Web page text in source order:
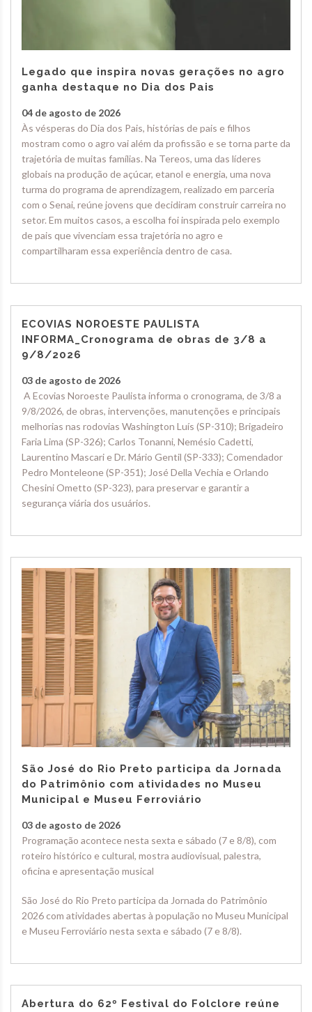
Legado que inspira novas gerações no agro
ganha destaque no Dia dos Pais
04 de agosto de 2026
Às vésperas do Dia dos Pais, histórias de pais e filhos
mostram como o agro vai além da profissão e se torna parte da
trajetória de muitas famílias. Na Tereos, uma das líderes
globais na produção de açúcar, etanol e energia, uma nova
turma do programa de aprendizagem, realizado em parceria
com o Senai, reúne jovens que decidiram construir carreira no
setor. Em muitos casos, a escolha foi inspirada pelo exemplo
de pais que vivenciam essa trajetória no agro e
compartilharam essa experiência dentro de casa.
ECOVIAS NOROESTE PAULISTA
INFORMA_Cronograma de obras de 3/8 a
9/8/2026
03 de agosto de 2026
A Ecovias Noroeste Paulista informa o cronograma, de 3/8 a
9/8/2026, de obras, intervenções, manutenções e principais
melhorias nas rodovias Washington Luís (SP-310); Brigadeiro
Faria Lima (SP-326); Carlos Tonanni, Nemésio Cadetti,
Laurentino Mascari e Dr. Mário Gentil (SP-333); Comendador
Pedro Monteleone (SP-351); José Della Vechia e Orlando
Chesini Ometto (SP-323), para preservar e garantir a
segurança viária dos usuários.
São José do Rio Preto participa da Jornada
do Patrimônio com atividades no Museu
Municipal e Museu Ferroviário
03 de agosto de 2026
Programação acontece nesta sexta e sábado (7 e 8/8), com
roteiro histórico e cultural, mostra audiovisual, palestra,
oficina e apresentação musical
São José do Rio Preto participa da Jornada do Patrimônio
2026 com atividades abertas à população no Museu Municipal
e Museu Ferroviário nesta sexta e sábado (7 e 8/8).
Abertura do 62º Festival do Folclore reúne